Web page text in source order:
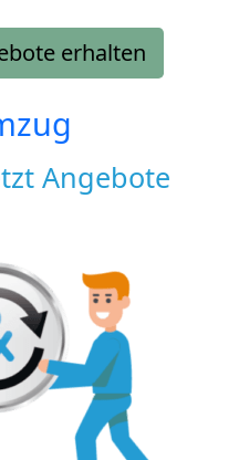
erhalten
Angebote